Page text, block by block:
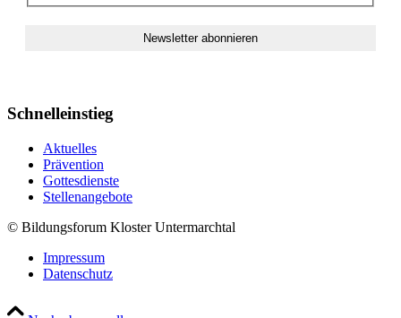
Schnelleinstieg
Aktuelles
Prävention
Gottesdienste
Stellenangebote
© Bildungsforum Kloster Untermarchtal
Impressum
Datenschutz